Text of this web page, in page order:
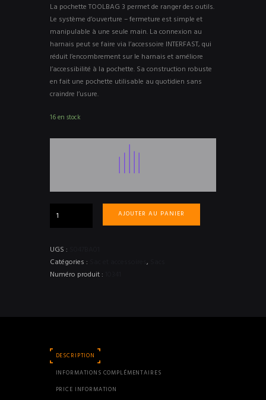
La pochette TOOLBAG 3 permet de ranger des outils.
Le système d’ouverture – fermeture est simple et
manipulable à une seule main. La connexion au
harnais peut se faire via l’accessoire INTERFAST, qui
réduit l’encombrement sur le harnais et améliore
l’accessibilité à la pochette. Sa construction robuste
en fait une pochette utilisable au quotidien sans
craindre l’usure.
16 en stock
3
L
-
AJOUTER AU PANIER
UGS :
Catégories :
,
Numéro produit :
DESCRIPTION
INFORMATIONS COMPLÉMENTAIRES
PRICE INFORMATION